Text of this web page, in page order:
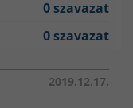
0 szavazat
0 szavazat
2019.12.17.